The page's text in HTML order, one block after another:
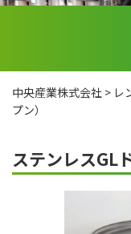
中央産業株式会社 > レ
プン）
ステンレスGL